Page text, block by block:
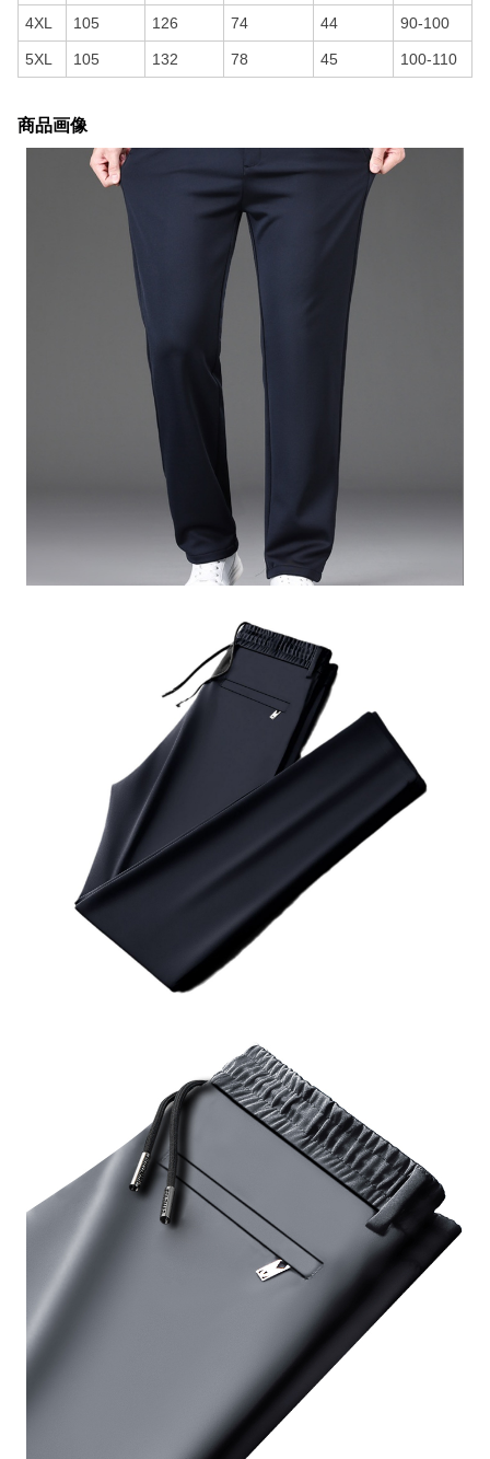
4XL 105 126 74 44 90-100
5XL 105 132 78 45 100-110
商品画像